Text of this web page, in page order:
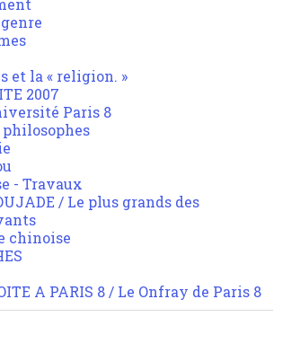
et la « religion. »
2007
Paris 8
philosophes
- Travaux
/ Le plus grands des
chinoise
A PARIS 8 / Le Onfray de Paris 8